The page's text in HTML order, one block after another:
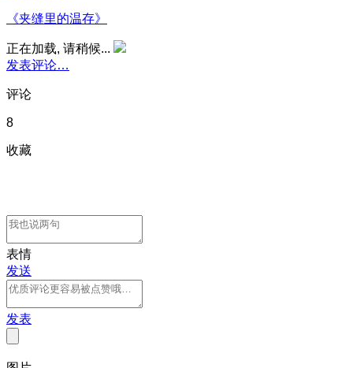
《夹缝里的温存》
正在加载, 请稍候...
发表评论…
评论
8
收藏
表情
发送
发表